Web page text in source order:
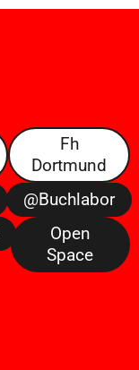
Fh
Dortmund
@buchlabor
Open
Space